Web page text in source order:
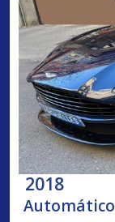
2018
Automático